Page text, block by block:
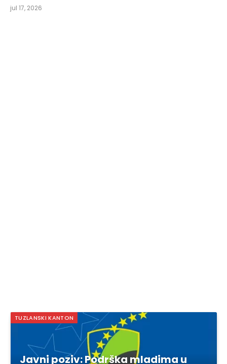
jul 17, 2026
TUZLANSKI KANTON
Javni poziv: Podrška mladima u